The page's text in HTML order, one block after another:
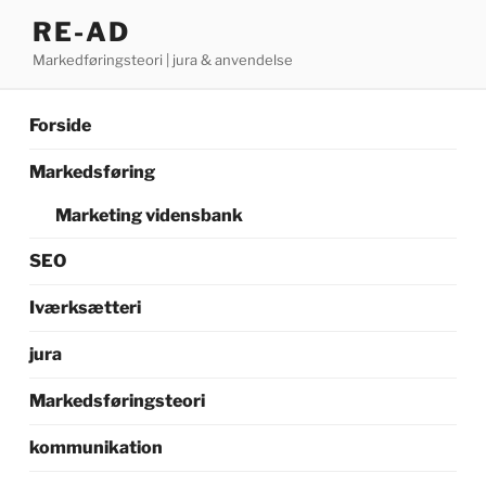
indhold
RE-AD
Markedføringsteori | jura & anvendelse
Forside
Markedsføring
Marketing vidensbank
SEO
Iværksætteri
jura
Markedsføringsteori
kommunikation